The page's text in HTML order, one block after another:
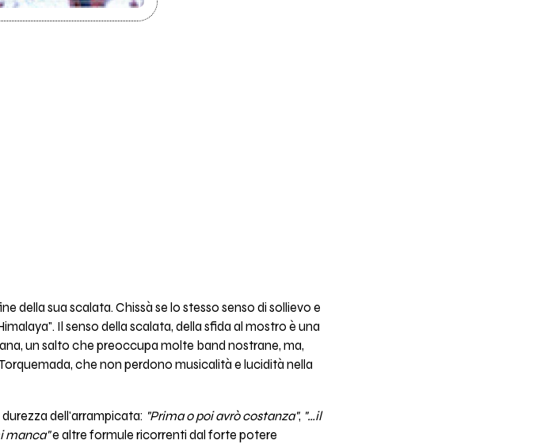
della sua scalata. Chissà se lo stesso senso di sollievo e
Il senso della scalata, della sfida al mostro è una
un salto che preoccupa molte band nostrane, ma,
che non perdono musicalità e lucidità nella
dell'arrampicata: "Prima o poi avrò costanza", "…il
manca"e altre formule ricorrenti dal forte potere